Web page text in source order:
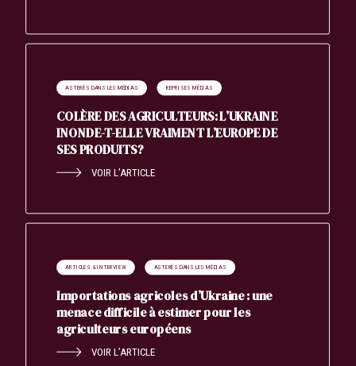
ASTERÈS DANS LES MÉDIAS REPRISES MÉDIAS
COLÈRE DES AGRICULTEURS: L’UKRAINE
INONDE-T-ELLE VRAIMENT L’EUROPE DE
SES PRODUITS?
VOIR L’ARTICLE
ARTICLES & INTERVIEW ASTERÈS DANS LES MÉDIAS
Importations agricoles d’Ukraine : une
menace difficile à estimer pour les
agriculteurs européens
VOIR L’ARTICLE